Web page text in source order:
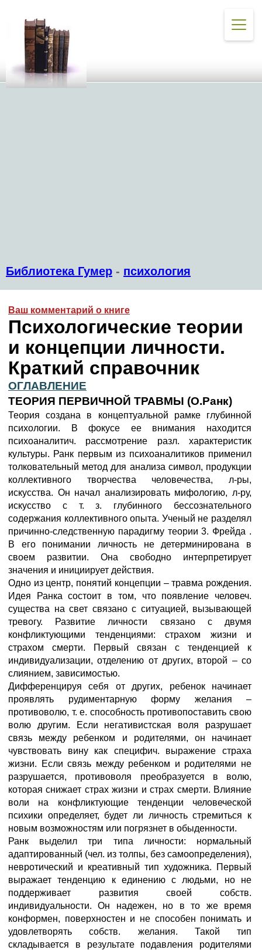
Библиотека Гумер - психология
Ваш комментарий о книге
Психологические теории
и концепции личности.
Краткий справочник
ОГЛАВЛЕНИЕ
ТЕОРИЯ ПЕРВИЧНОЙ ТРАВМЫ (О.Ранк)
Теория создана в концептуальной рамке глубинной
психологии. В фокусе ее внимания находится
психоаналитич. рассмотрение разл. характеристик
культуры. Ранк первым из психоаналитиков применил
толковательный метод для анализа символ, продукции
коллективного творчества человечества, л-ры,
искусства. Он начал анализировать мифологию, л-ру,
искусство с т. з. глубинного бессознательного
содержания коллективного опыта. Ученый не разделял
причинно-следственную парадигму теории 3. Фрейда .
В его понимании личность не детерминирована в
своем развитии. Она свободно интерпретирует
значения и инициирует действия.
Одно из центр, понятий концепции – травма рождения.
Идея Ранка состоит в том, что появление человеч.
существа на свет связано с ситуацией, вызывающей
тревогу. Развитие личности связано с двумя
конфликтующими тенденциями: страхом жизни и
страхом смерти. Первый связан с тенденцией к
индивидуализации, отделению от других, второй – со
слиянием, зависимостью.
Дифференцируя себя от других, ребенок начинает
проявлять рудиментарную форму желания –
противоволю, т. е. способность противопоставить свою
волю другим. Если негативистская воля разрушает
связь между ребенком и родителями, он начинает
чувствовать вину как специфич. выражение страха
жизни. Если связь между ребенком и родителями не
разрушается, противоволя преобразуется в волю,
которая снижает страх жизни и страх смерти. Влияние
воли на конфликтующие тенденции человеческой
психики определяет, будет ли личность стремиться к
новым возможностям или погрязнет в обыденности.
Ранк выделил три типа личности: нормальный
адаптированный (чел. из толпы, без самоопределения),
невротический и креативный тип художника. Первый
выражает тенденцию к единению с людьми, но не
поддерживает развития своей собств.
индивидуальности. Он надежен, но в то же время
конформен, поверхностен и не способен понимать и
удовлетворять собств. желания. Такой тип
складывается в результате подавления родителями